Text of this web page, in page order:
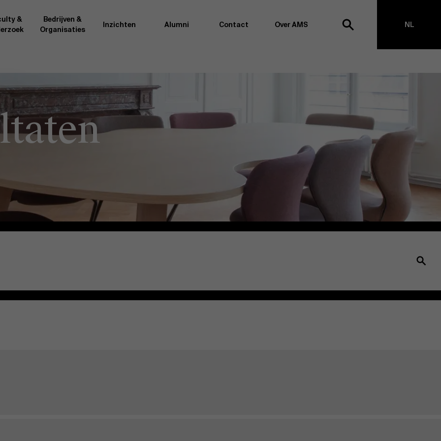
&
AMS of gedeeld met de
de AMS faculty
groep academici uit
lesgevers met
opdracht aan de school.
ervaring geven zij
deelnemers een
Als excellente managementschool willen wij koploper blijven op het vlak van
onderzoeksteam houden we de vinger aan de pols omtrent
bedrijfswetenschappen, management en organisatie. Dit doen we zowel
door nieuwe kennis te creëren via onderzoek als door samen met partners
effectieve veranderingen te realiseren. Onze ambitie is dan ook duidelijk:
. We doen dit vanuit drie kernwaarden:
een globale mindset, maatschappelijk bewustzijn en kritische reflectie.
Bedrijven &
Organisaties
Inzichten Alumni Contact Over AMS NL